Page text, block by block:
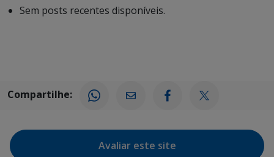
Sem posts recentes disponíveis.
Compartilhe:
Avaliar este site